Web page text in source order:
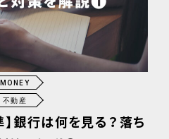
MONEY
不動産
銀行は何を見る？落ち